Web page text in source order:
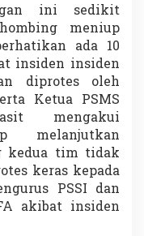
ini sedikit
meniup
ada 10
insiden insiden
diprotes oleh
Ketua PSMS
mengakui
melanjutkan
kedua tim tidak
keras kepada
PSSI dan
akibat insiden